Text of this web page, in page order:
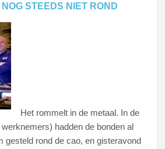
NOG STEEDS NIET ROND
Het rommelt in de metaal. In de
hadden de bonden al
gesteld rond de cao, en gisteravond